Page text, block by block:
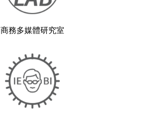
商務多媒體研究室